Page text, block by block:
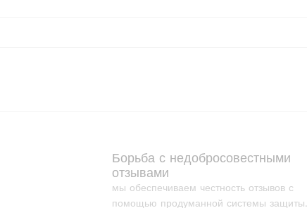
Борьба с недобросовестными
отзывами
мы обеспечиваем честность отзывов с
помощью продуманной системы защиты.